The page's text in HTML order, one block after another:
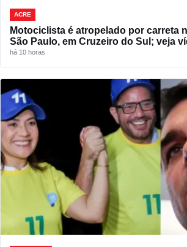
ACRE
Motociclista é atropelado por carreta
São Paulo, em Cruzeiro do Sul; veja
há 10 horas